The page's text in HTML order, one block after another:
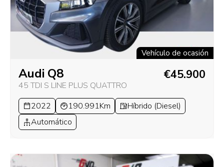
Vehículo de ocasión
Audi Q8
45 TDI S LINE PLUS QUATTRO
€45.900
2022 190.991Km
Híbrido (Diesel)
Automático